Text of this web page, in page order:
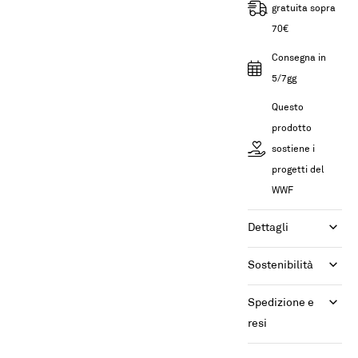
gratuita sopra
70€
Consegna in
5/7gg
Questo
prodotto
sostiene i
progetti del
WWF
Dettagli
Sostenibilità
Spedizione e
resi